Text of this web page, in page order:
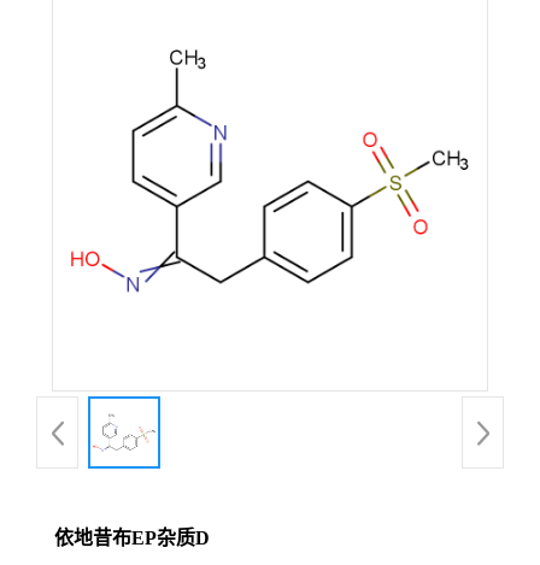
依地昔布EP杂质D